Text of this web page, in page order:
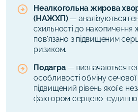
Неалкогольна жирова
(НАЖХП)— аналізуються
схильності до накопичення
пов'язано з підвищеним
ризиком.
Подагра— визначаються
особливості обміну
підвищений рівень якої є
фактором серцево-